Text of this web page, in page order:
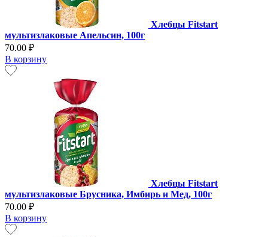
Хлебцы Fitstart
мультизлаковые Апельсин, 100г
70.00 ₽
В корзину
Хлебцы Fitstart
мультизлаковые Брусника, Имбирь и Мед, 100г
70.00 ₽
В корзину